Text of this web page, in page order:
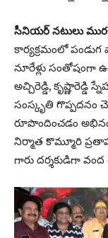
సీనియర్ నటులు
కార్యక్రమంలో పండుగ
నూరేళ్లు సంతోషంగా
అచ్చిరెడ్డి,
సంస్కృతి గొప్పదనం
రూపొందించడం
నిర్మాత కొమ్మూరి
గారు దర్శకుడిగా